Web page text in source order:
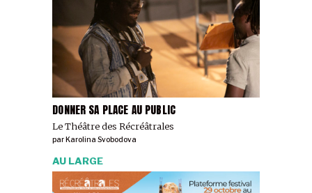
DONNER SA PLACE AU PUBLIC
Le Théâtre des Récréâtrales
par Karolina Svobodova
AU LARGE